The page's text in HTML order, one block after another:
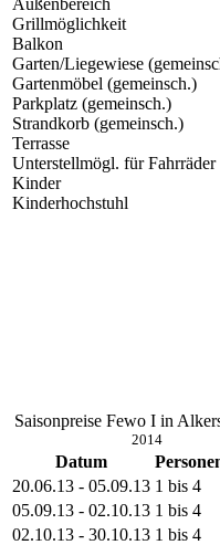
Grillmöglichkeit
Balkon
Garten/Liegewiese
Gartenmöbel (gemeinsch.)
Parkplatz (gemeinsch.)
Strandkorb (gemeinsch.)
Terrasse
Unterstellmögl. für Fahrräder
Kinder
Kinderhochstuhl
Saisonpreise Fewo I in
2014
Datum
20.06.13 - 05.09.13 1 bis 4
05.09.13 - 02.10.13 1 bis 4
02.10.13 - 30.10.13 1 bis 4